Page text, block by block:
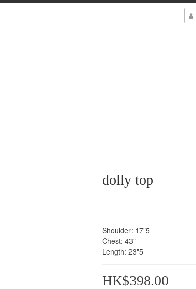
dolly top
Shoulder: 17"5
Chest: 43"
Length: 23"5
HK$398.00